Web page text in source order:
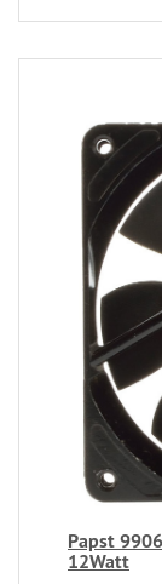
Papst
12Watt